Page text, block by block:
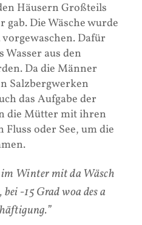
Häusern Großteils
gab. Die Wäsche wurde
Dafür
Wasser aus den
Da die Männer
Salzbergwerken
das Aufgabe der
die Mütter mit ihren
oder See, um die
Winter mit da Wäsch
-15 Grad woa des a